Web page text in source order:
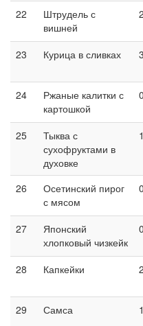
22
Штрудель с
вишней
23 Курица в сливках
24
Ржаные калитки с
картошкой
25
Тыква с
сухофруктами в
духовке
26
Осетинский пирог
с мясом
27
Японский
хлопковый чизкейк
28
Капкейки
29 Самса